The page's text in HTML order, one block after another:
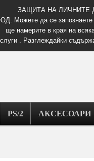
ЗАЩИТА НА ЛИЧНИТЕ
Можете да се
ще намерите в края на
. Разглеждайки
PS/2 АКСЕСОАРИ